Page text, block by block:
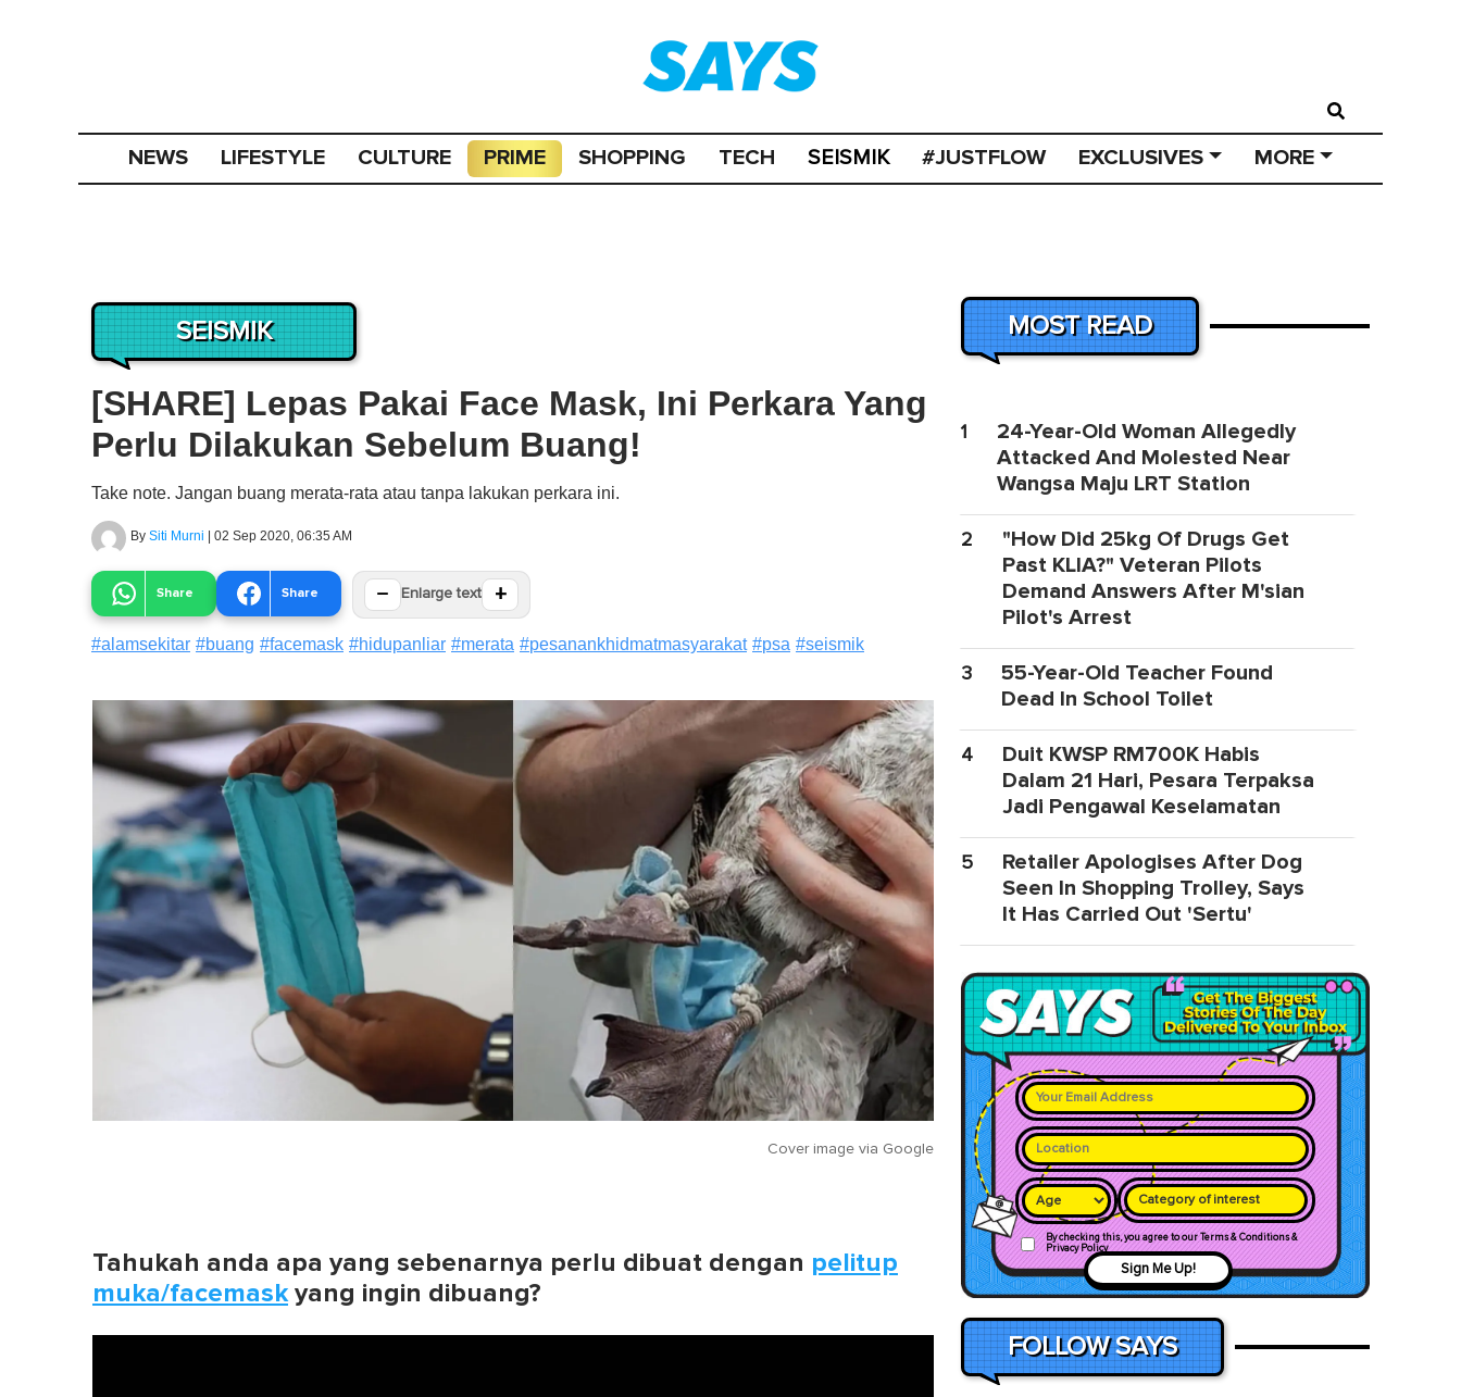
NEWS LIFESTYLE CULTURE PRIME SHOPPING TECH SEISMIK #JUSTFLOW EXCLUSIVES MORE
SEISMIK
[SHARE] Lepas Pakai Face Mask, Ini Perkara Yang
Perlu Dilakukan Sebelum Buang!
Take note. Jangan buang merata-rata atau tanpa lakukan perkara ini.
By Siti Murni | 02 Sep 2020, 06:35 AM
Share Share − Enlarge text +
#alamsekitar #buang #facemask #hidupanliar #merata #pesanankhidmatmasyarakat #psa #seismik
Cover image via Google
Tahukah anda apa yang sebenarnya perlu dibuat dengan pelitup
muka/facemaskyang ingin dibuang?
MOST READ
1
24-Year-Old Woman Allegedly
Attacked And Molested Near
Wangsa Maju LRT Station
2
"How Did 25kg Of Drugs Get
Past KLIA?" Veteran Pilots
Demand Answers After M'sian
Pilot's Arrest
3
55-Year-Old Teacher Found
Dead In School Toilet
4
Duit KWSP RM700K Habis
Dalam 21 Hari, Pesara Terpaksa
Jadi Pengawal Keselamatan
5
Retailer Apologises After Dog
Seen In Shopping Trolley, Says
It Has Carried Out 'Sertu'
Category of interest
By checking this, you agree to our Terms & Conditions &
Privacy Policy
Sign Me Up!
FOLLOW SAYS